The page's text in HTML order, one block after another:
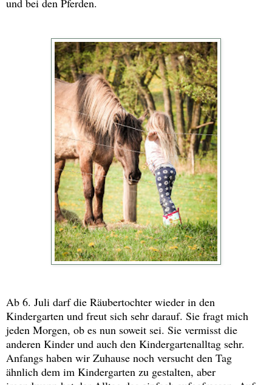
und bei den Pferden.
Ab 6. Juli darf die Räubertochter wieder in den
Kindergarten und freut sich sehr darauf. Sie fragt mich
jeden Morgen, ob es nun soweit sei. Sie vermisst die
anderen Kinder und auch den Kindergartenalltag sehr.
Anfangs haben wir Zuhause noch versucht den Tag
ähnlich dem im Kindergarten zu gestalten, aber